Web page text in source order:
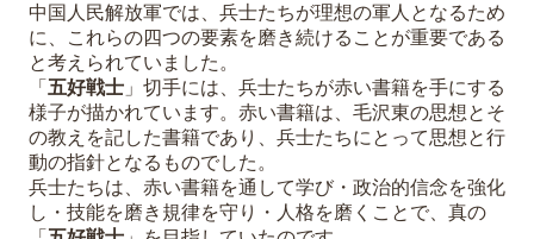
中国人民解放軍では、兵士たちが理想の軍人となるため
に、これらの四つの要素を磨き続けることが重要である
と考えられていました。
「 五好戦士 」切手には、兵士たちが赤い書籍を手にする
様子が描かれています。赤い書籍は、毛沢東の思想とそ
の教えを記した書籍であり、兵士たちにとって思想と行
動の指針となるものでした。
兵士たちは、赤い書籍を通して学び・政治的信念を強化
し・技能を磨き規律を守り・人格を磨くことで、真の